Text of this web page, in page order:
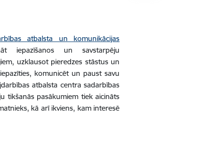
atbalsta un komunikācijas
iepazīšanos un savstarpēju
uzklausot pieredzes stāstus un
komunicēt un paust savu
atbalsta centra sadarbības
tikšanās pasākumiem tiek aicināts
kā arī ikviens, kam interesē